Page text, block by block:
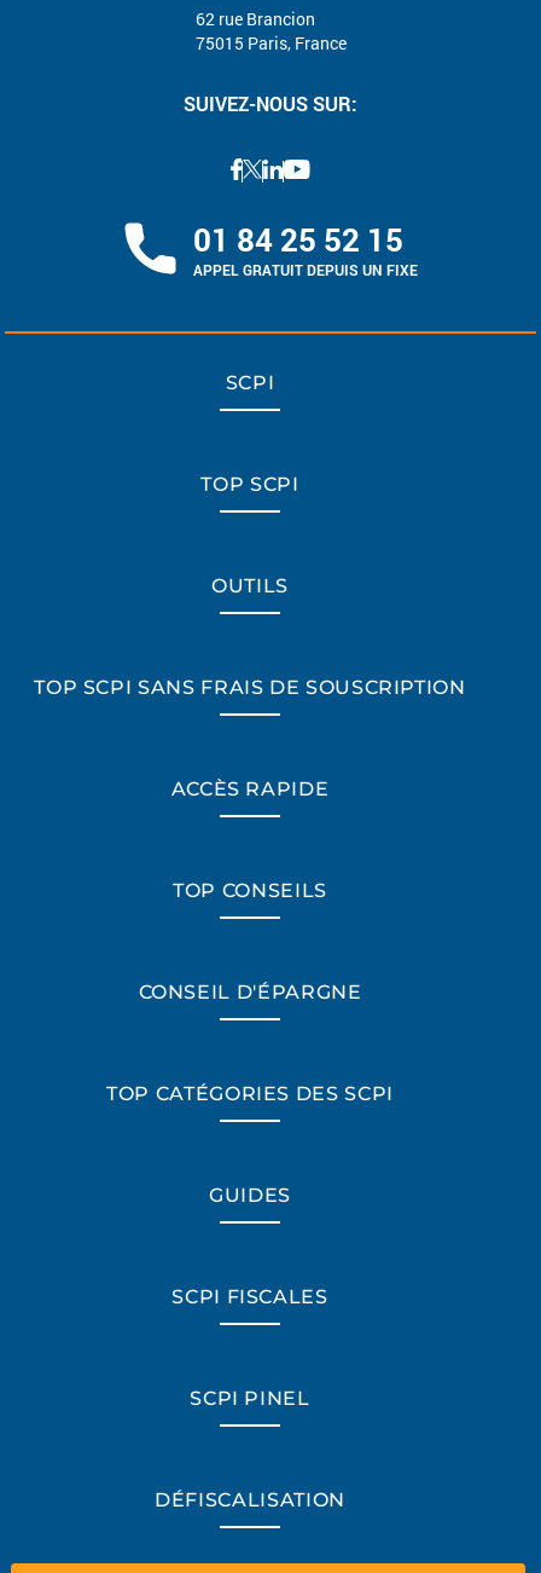
“Excellent”, 165 avis
62 rue Brancion
75015 Paris, France
SUIVEZ-NOUS SUR:
01 84 25 52 15
APPEL GRATUIT DEPUIS UN FIXE
SCPI
TOP SCPI
OUTILS
TOP SCPI SANS FRAIS DE SOUSCRIPTION
ACCÈS RAPIDE
TOP CONSEILS
CONSEIL D'ÉPARGNE
TOP CATÉGORIES DES SCPI
GUIDES
SCPI FISCALES
SCPI PINEL
DÉFISCALISATION